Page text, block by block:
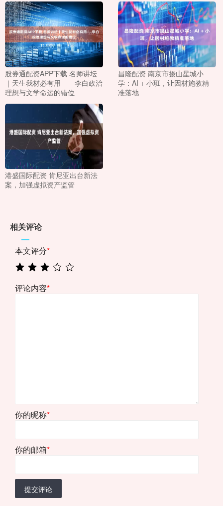
股券通配资APP下载 名师讲坛
｜天生我材必有用——李白政治
理想与文学命运的错位
昌隆配资 南京市摄山星城小
学：AI + 小班，让因材施教精
准落地
港盛国际配资 肯尼亚出台新法
案，加强虚拟资产监管
相关评论
本文评分*
评论内容*
你的昵称*
你的邮箱*
提交评论